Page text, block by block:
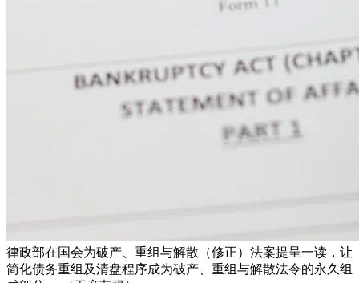
律政部在国会为破产、重组与解散（修正）法案提呈一读，让
简化债务重组及清盘程序成为破产、重组与解散法令的永久组